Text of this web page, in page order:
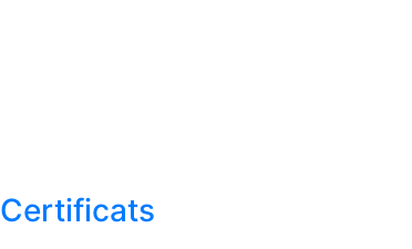
Certificats